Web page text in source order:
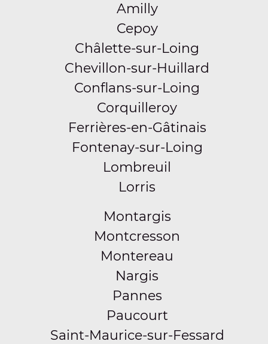
Amilly
Cepoy
Châlette-sur-Loing
Chevillon-sur-Huillard
Conflans-sur-Loing
Corquilleroy
Ferrières-en-Gâtinais
Fontenay-sur-Loing
Lombreuil
Lorris
Montargis
Montcresson
Montereau
Nargis
Pannes
Paucourt
Saint-Maurice-sur-Fessard